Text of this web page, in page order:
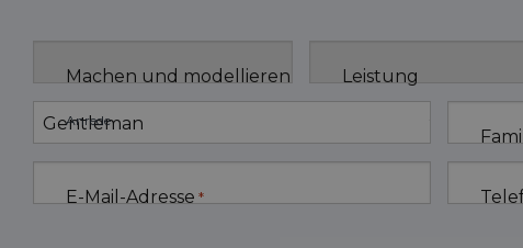
Machen und modellieren Leistung
Anrede
E-Mail-Adresse *